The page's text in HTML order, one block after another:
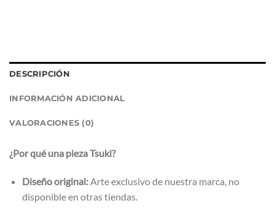
DESCRIPCIÓN
INFORMACIÓN ADICIONAL
VALORACIONES (0)
¿Por qué una pieza Tsuki?
Diseño original:Arte exclusivo de nuestra marca, no
disponible en otras tiendas.